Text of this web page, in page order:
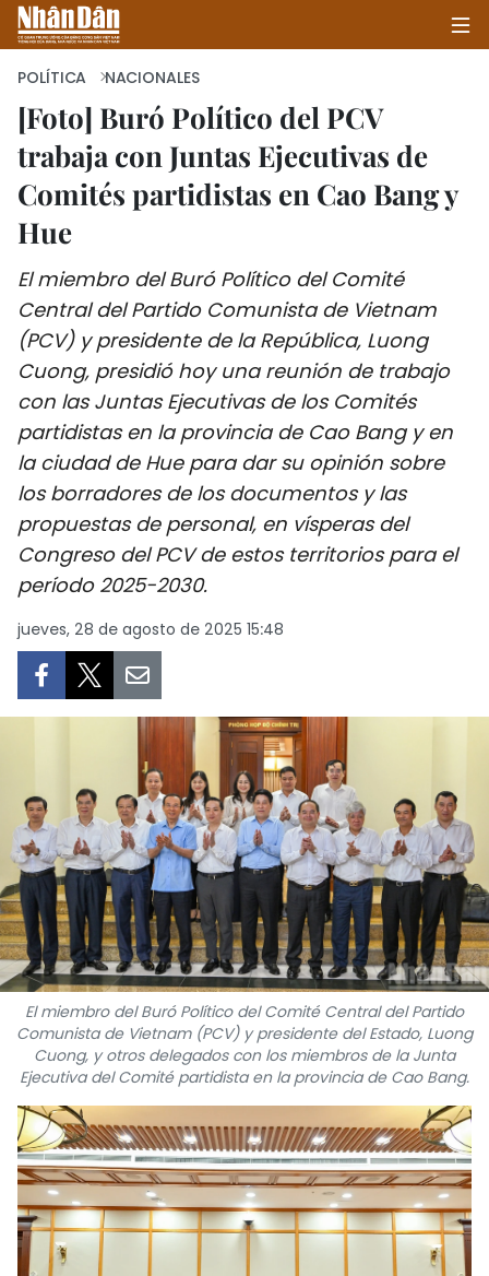
INICIO
POLÍTICA
SOCIEDAD
SALUD - MEDIO AMBIENTE
CULTURA - ENTRETENIMIENTO
INTERNACIONAL
DEPORTES
VIAJES
PUENTE DE AMISTAD
FOTOGRAFÍA
¿QUIÉNES SOMOS?
TIẾNG VIỆT
ENGLISH
中文
FRANÇAIS
РУССКИЙ
POLÍTICA NACIONALES
[Foto] Buró Político del PCV
trabaja con Juntas Ejecutivas de
Comités partidistas en Cao Bang y
Hue
El miembro del Buró Político del Comité
Central del Partido Comunista de Vietnam
(PCV) y presidente de la República, Luong
Cuong, presidió hoy una reunión de trabajo
con las Juntas Ejecutivas de los Comités
partidistas en la provincia de Cao Bang y en
la ciudad de Hue para dar su opinión sobre
los borradores de los documentos y las
propuestas de personal, en vísperas del
Congreso del PCV de estos territorios para el
período 2025-2030.
jueves, 28 de agosto de 2025 15:48
El miembro del Buró Político del Comité Central del Partido
Comunista de Vietnam (PCV) y presidente del Estado, Luong
Cuong, y otros delegados con los miembros de la Junta
Ejecutiva del Comité partidista en la provincia de Cao Bang.